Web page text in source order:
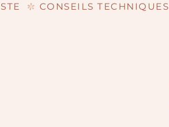
CONSEILS TECHNIQUES